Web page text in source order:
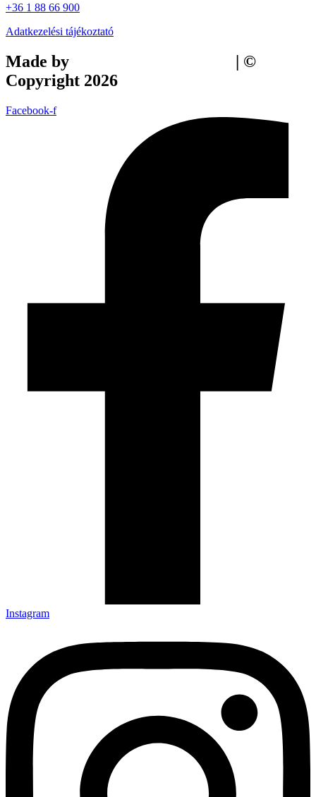
+36 1 88 66 900
Adatkezelési tájékoztató
Made by
| ©
Copyright 2026
Facebook-f
Instagram